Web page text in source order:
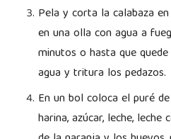
Pela y corta la calabaza
en una olla con agua a
minutos o hasta que
agua y tritura los pedazos.
En un bol coloca el puré
harina, azúcar, leche, leche